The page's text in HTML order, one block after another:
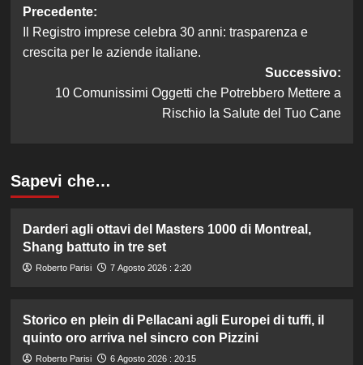
Navigazione
articolo
Precedente:
Il Registro imprese celebra 30 anni: trasparenza e
crescita per le aziende italiane.
Successivo:
10 Comunissimi Oggetti che Potrebbero Mettere a
Rischio la Salute del Tuo Cane
Sapevi che…
Darderi agli ottavi del Masters 1000 di Montreal,
Shang battuto in tre set
Roberto Parisi 7 Agosto 2026 : 2:20
Storico en plein di Pellacani agli Europei di tuffi, il
quinto oro arriva nel sincro con Pizzini
Roberto Parisi 6 Agosto 2026 : 20:15